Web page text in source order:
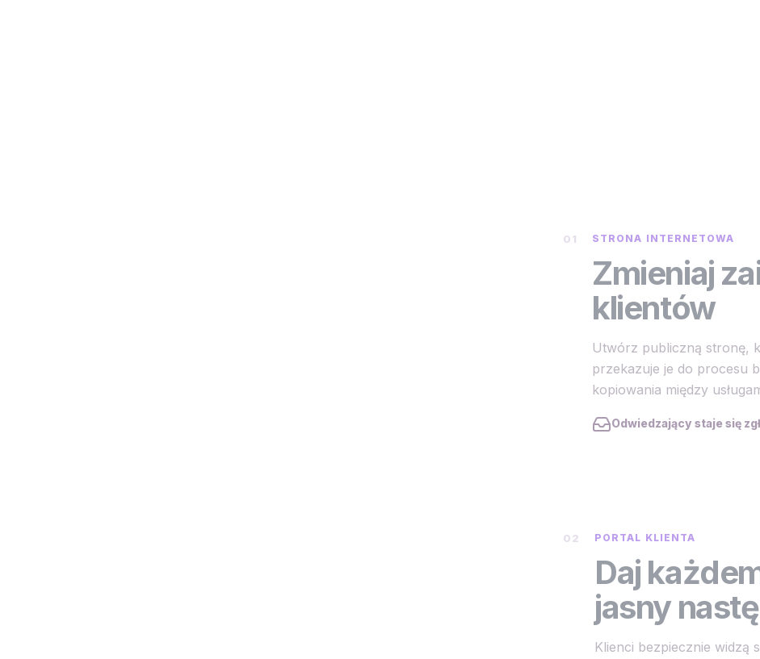
01 STRONA INTERNETOWA
Zmieniaj
klientów
Utwórz publiczną stronę,
przekazuje je do procesu
kopiowania między
Odwiedzający staje się
02 PORTAL KLIENTA
Daj
jasny
Klienci bezpiecznie widzą